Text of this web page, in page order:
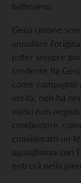
battesimo.
Gesù rimane
annullare
poter sempre
credente ha
come compagno
verità, non ha
valori non
condividere,
considerato un
uguaglianza con
entrerà nella